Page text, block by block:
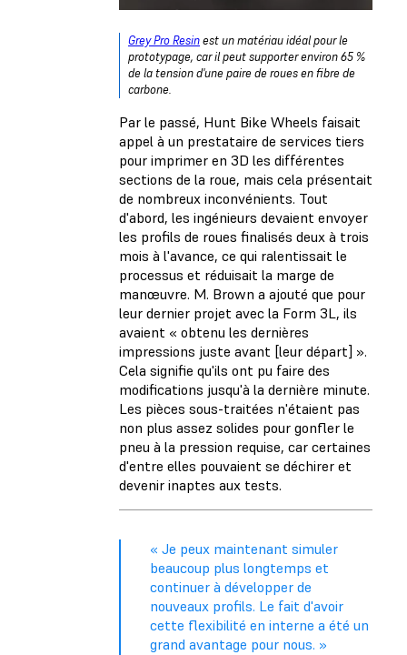
Grey Pro Resinest un matériau idéal pour le
prototypage, car il peut supporter environ 65 %
de la tension d'une paire de roues en fibre de
carbone.
Par le passé, Hunt Bike Wheels faisait
appel à un prestataire de services tiers
pour imprimer en 3D les différentes
sections de la roue, mais cela présentait
de nombreux inconvénients. Tout
d'abord, les ingénieurs devaient envoyer
les profils de roues finalisés deux à trois
mois à l'avance, ce qui ralentissait le
processus et réduisait la marge de
manœuvre. M. Brown a ajouté que pour
leur dernier projet avec la Form 3L, ils
avaient « obtenu les dernières
impressions juste avant [leur départ] ».
Cela signifie qu'ils ont pu faire des
modifications jusqu'à la dernière minute.
Les pièces sous-traitées n'étaient pas
non plus assez solides pour gonfler le
pneu à la pression requise, car certaines
d'entre elles pouvaient se déchirer et
devenir inaptes aux tests.
« Je peux maintenant simuler
beaucoup plus longtemps et
continuer à développer de
nouveaux profils. Le fait d'avoir
cette flexibilité en interne a été un
grand avantage pour nous. »